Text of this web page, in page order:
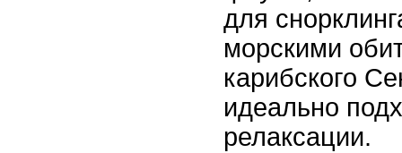
для
морскими
карибского
идеально
релаксации.